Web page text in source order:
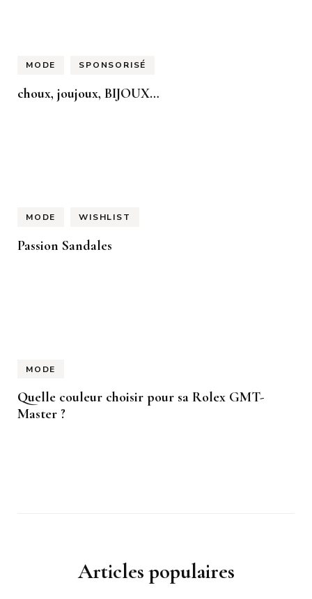
MODE SPONSORISÉ
choux, joujoux, BIJOUX…
MODE WISHLIST
Passion Sandales
MODE
Quelle couleur choisir pour sa Rolex GMT-
Master ?
Articles populaires